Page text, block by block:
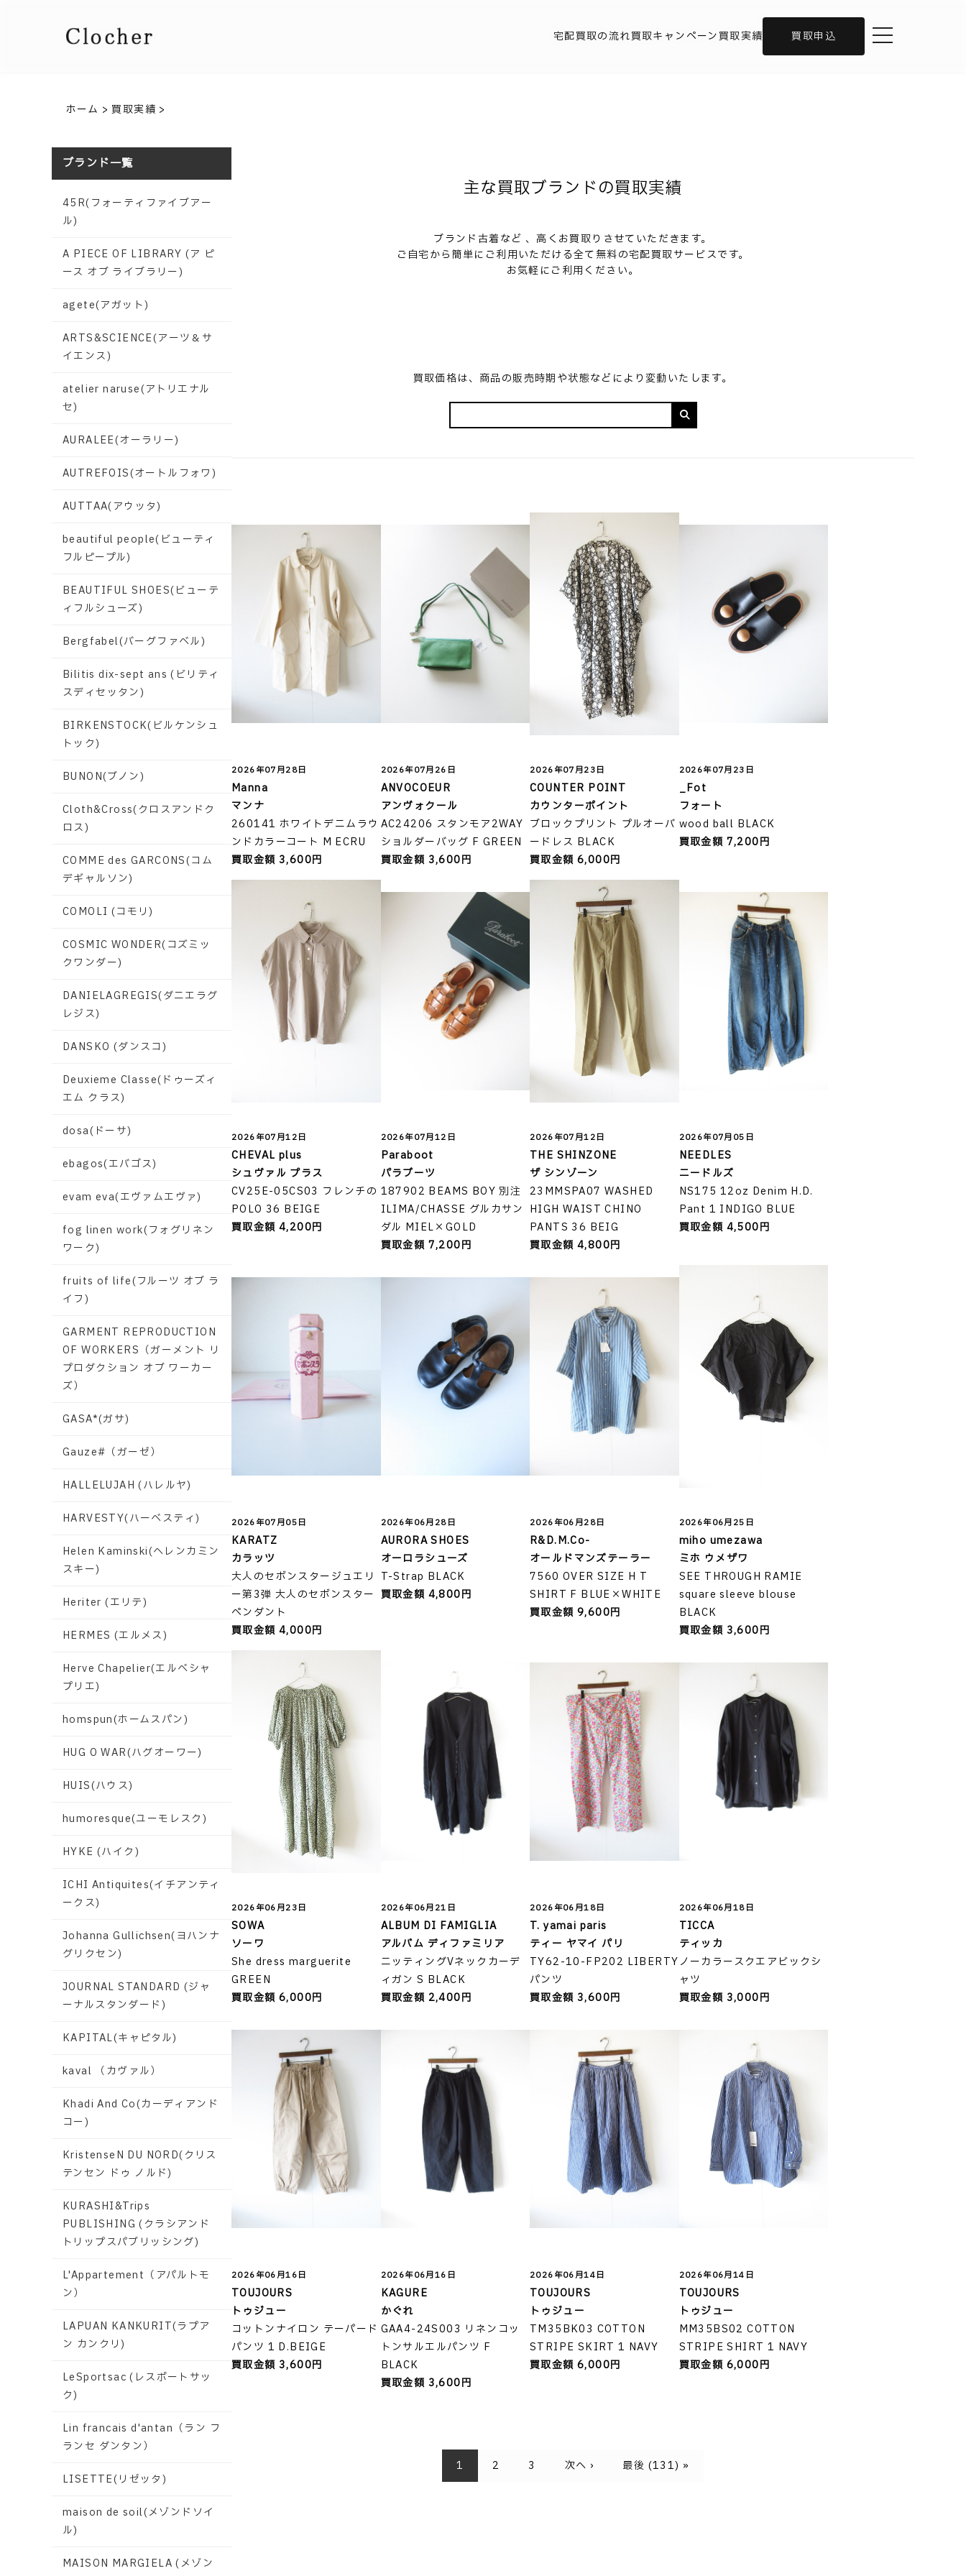
宅配買取の流れ買取キャンペーン買取実績 買取申込 toggle navigation
ホーム >買取実績 >
主な買取ブランドの買取実績
ブランド古着など 、高くお買取りさせていただきます。
ご自宅から簡単にご利用いただける全て無料の宅配買取サービスです。
お気軽にご利用ください。
買取価格は、商品の販売時期や状態などにより変動いたします。
2026年07月28日
Manna
マンナ
260141 ホワイトデニムラウ
ンドカラーコート M ECRU
買取金額 3,600円
2026年07月26日
ANVOCOEUR
アンヴォクール
AC24206 スタンモア2WAY
ショルダーバッグ F GREEN
買取金額 3,600円
2026年07月23日
COUNTER POINT
カウンターポイント
ブロックプリント プルオーバ
ードレス BLACK
買取金額 6,000円
2026年07月23日
_Fot
フォート
wood ball BLACK
買取金額 7,200円
2026年07月12日
CHEVAL plus
シュヴァル プラス
CV25E-05CS03 フレンチの
POLO 36 BEIGE
買取金額 4,200円
2026年07月12日
Paraboot
パラブーツ
187902 BEAMS BOY 別注
ILIMA/CHASSE グルカサン
ダル MIEL×GOLD
買取金額 7,200円
2026年07月12日
THE SHINZONE
ザ シンゾーン
23MMSPA07 WASHED
HIGH WAIST CHINO
PANTS 36 BEIG
買取金額 4,800円
2026年07月05日
NEEDLES
ニードルズ
NS175 12oz Denim H.D.
Pant 1 INDIGO BLUE
買取金額 4,500円
2026年07月05日
KARATZ
カラッツ
大人のセボンスタージュエリ
ー第3弾 大人のセボンスター
ペンダント
買取金額 4,000円
2026年06月28日
AURORA SHOES
オーロラシューズ
T-Strap BLACK
買取金額 4,800円
2026年06月28日
R&D.M.Co-
オールドマンズテーラー
7560 OVER SIZE H T
SHIRT F BLUE×WHITE
買取金額 9,600円
2026年06月25日
miho umezawa
ミホ ウメザワ
SEE THROUGH RAMIE
square sleeve blouse
BLACK
買取金額 3,600円
2026年06月23日
SOWA
ソーワ
She dress marguerite
GREEN
買取金額 6,000円
2026年06月21日
ALBUM DI FAMIGLIA
アルバム ディファミリア
ニッティングVネックカーデ
ィガン S BLACK
買取金額 2,400円
2026年06月18日
T. yamai paris
ティー ヤマイ パリ
TY62-10-FP202 LIBERTY
パンツ
買取金額 3,600円
2026年06月18日
TICCA
ティッカ
ノーカラースクエアビックシ
ャツ
買取金額 3,000円
2026年06月16日
TOUJOURS
トゥジュー
コットンナイロン テーパード
パンツ 1 D.BEIGE
買取金額 3,600円
2026年06月16日
KAGURE
かぐれ
GAA4-24S003 リネンコッ
トンサルエルパンツ F
BLACK
買取金額 3,600円
2026年06月14日
TOUJOURS
トゥジュー
TM35BK03 COTTON
STRIPE SKIRT 1 NAVY
買取金額 6,000円
2026年06月14日
TOUJOURS
トゥジュー
MM35BS02 COTTON
STRIPE SHIRT 1 NAVY
買取金額 6,000円
1 2 3 次へ › 最後 (131) »
ブランド一覧
45R(フォーティファイブアー
ル)
A PIECE OF LIBRARY (ア ピ
ース オブ ライブラリー)
agete(アガット)
ARTS&SCIENCE(アーツ＆サ
イエンス)
atelier naruse(アトリエナル
セ)
AURALEE(オーラリー)
AUTREFOIS(オートルフォワ)
AUTTAA(アウッタ)
beautiful people(ビューティ
フルピープル)
BEAUTIFUL SHOES(ビューテ
ィフルシューズ)
Bergfabel(バーグファベル)
Bilitis dix-sept ans (ビリティ
スディセッタン)
BIRKENSTOCK(ビルケンシュ
トック)
BUNON(ブノン)
Cloth&Cross(クロスアンドク
ロス)
COMME des GARCONS(コム
デギャルソン)
COMOLI (コモリ)
COSMIC WONDER(コズミッ
クワンダー)
DANIELAGREGIS(ダニエラグ
レジス)
DANSKO (ダンスコ)
Deuxieme Classe(ドゥーズィ
エム クラス)
dosa(ドーサ)
ebagos(エバゴス)
evam eva(エヴァムエヴァ)
fog linen work(フォグリネン
ワーク)
fruits of life(フルーツ オブ ラ
イフ)
GARMENT REPRODUCTION
OF WORKERS（ガーメント リ
プロダクション オブ ワーカー
ズ）
GASA*(ガサ)
Gauze#（ガーゼ）
HALLELUJAH (ハレルヤ)
HARVESTY(ハーベスティ)
Helen Kaminski(ヘレンカミン
スキー)
Heriter (エリテ)
HERMES (エルメス)
Herve Chapelier(エルベシャ
プリエ)
homspun(ホームスパン)
HUG O WAR(ハグオーワー)
HUIS(ハウス)
humoresque(ユーモレスク)
HYKE (ハイク)
ICHI Antiquites(イチアンティ
ークス)
Johanna Gullichsen(ヨハンナ
グリクセン)
JOURNAL STANDARD (ジャ
ーナルスタンダード)
KAPITAL(キャピタル)
kaval （カヴァル）
Khadi And Co(カーディアンド
コー)
KristenseN DU NORD(クリス
テンセン ドゥ ノルド)
KURASHI&Trips
PUBLISHING (クラシアンド
トリップスパブリッシング)
L'Appartement（アパルトモ
ン）
LAPUAN KANKURIT(ラプア
ン カンクリ)
LeSportsac (レスポートサッ
ク)
Lin francais d'antan（ラン フ
ランセ ダンタン）
LISETTE(リゼッタ)
maison de soil(メゾンドソイ
ル)
MAISON MARGIELA (メゾン